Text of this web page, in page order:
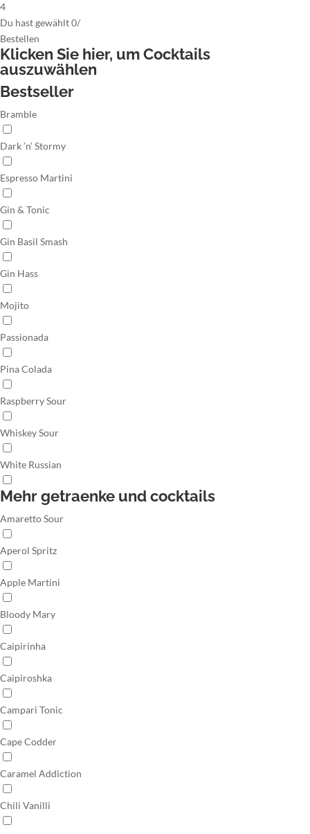
4
Du hast gewählt0/
Bestellen
Klicken Sie hier, um Cocktails
auszuwählen
Bestseller
Bramble
Dark ’n‘ Stormy
Espresso Martini
Gin & Tonic
Gin Basil Smash
Gin Hass
Mojito
Passionada
Pina Colada
Raspberry Sour
Whiskey Sour
White Russian
Mehr getraenke und cocktails
Amaretto Sour
Aperol Spritz
Apple Martini
Bloody Mary
Caipirinha
Caipiroshka
Campari Tonic
Cape Codder
Caramel Addiction
Chili Vanilli